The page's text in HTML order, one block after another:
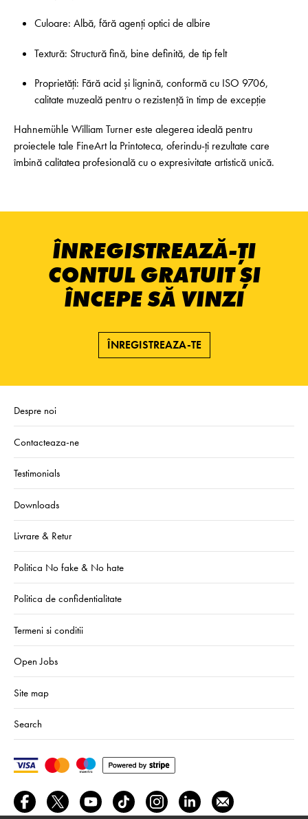
Culoare: Albă, fără agenți optici de albire
Textură: Structură fină, bine definită, de tip felt
Proprietăți: Fără acid și lignină, conformă cu ISO 9706,
calitate muzeală pentru o rezistență în timp de excepție
Hahnemühle William Turner este alegerea ideală pentru
proiectele tale FineArt la Printoteca, oferindu-ți rezultate care
îmbină calitatea profesională cu o expresivitate artistică unică.
ÎNREGISTREAZĂ-ȚI
CONTUL GRATUIT ȘI
ÎNCEPE SĂ VINZI
ÎNREGISTREAZA-TE
Despre noi
Contacteaza-ne
Testimonials
Downloads
Livrare & Retur
Politica No fake & No hate
Politica de confidentialitate
Termeni si conditii
Open Jobs
Site map
Search